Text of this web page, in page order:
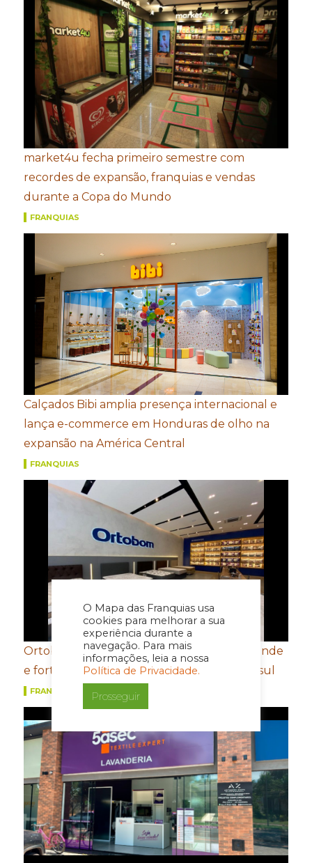
O Mapa das Franquias usa
cookies para melhorar a sua
experiência durante a
navegação. Para mais
informações, leia a nossa
Política de Privacidade.
Prosseguir
market4u fecha primeiro semestre com
recordes de expansão, franquias e vendas
durante a Copa do Mundo
FRANQUIAS
Calçados Bibi amplia presença internacional e
lança e-commerce em Honduras de olho na
expansão na América Central
FRANQUIAS
Ortobom aposta em novo conceito de estande
e fortalecimento de portfólio para a Movelsul
FRANQUIAS